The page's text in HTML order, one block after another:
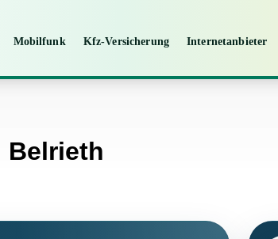
Mobilfunk Kfz-Versicherung Internetanbieter
Belrieth